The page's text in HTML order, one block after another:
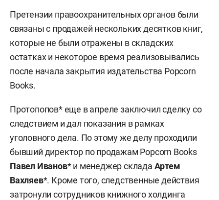
Претензии правоохранительных органов были
связаны с продажей нескольких десятков книг,
которые не были отражены в складских
остатках и некоторое время реализовывались
после начала закрытия издательства Popcorn
Books.
Протопопов* еще в апреле заключил сделку со
следствием и дал показания в рамках
уголовного дела. По этому же делу проходили
бывший директор по продажам Popcorn Books
Павел Иванов* и менеджер склада Артем
Вахляев*. Кроме того, следственные действия
затронули сотрудников книжного холдинга